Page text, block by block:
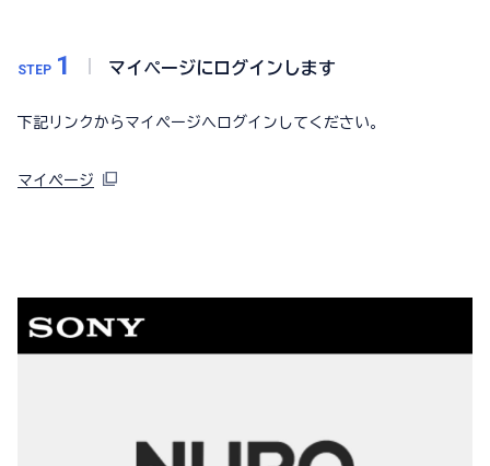
STEP 1 マイページにログインします
下記リンクからマイページへログインしてください。
マイページ